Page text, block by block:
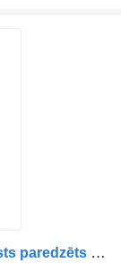
WABCO 4721717000 pneimatiskais vārsts paredzēts autobusa